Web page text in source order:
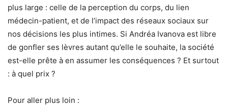
plus large : celle de la perception du corps, du lien
médecin-patient, et de l’impact des réseaux sociaux sur
nos décisions les plus intimes. Si Andréa Ivanova est libre
de gonfler ses lèvres autant qu’elle le souhaite, la société
est-elle prête à en assumer les conséquences ? Et surtout
: à quel prix ?
Pour aller plus loin :